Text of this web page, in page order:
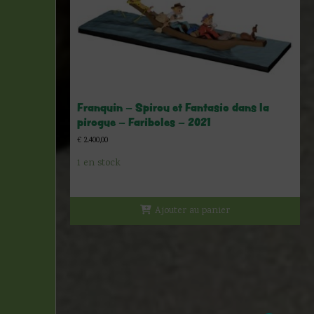
Franquin – Spirou et Fantasio dans la
pirogue – Fariboles – 2021
€ 2.400,00
1 en stock
Ajouter au panier